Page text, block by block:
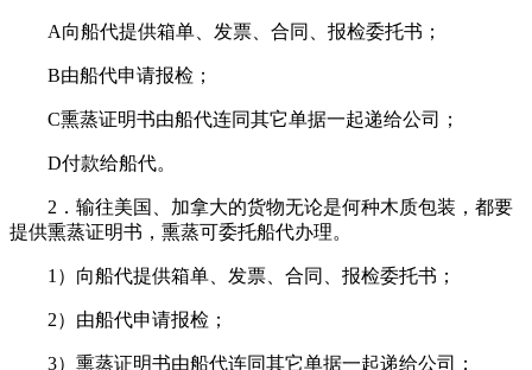
A向船代提供箱单、发票、合同、报检委托书；
B由船代申请报检；
C熏蒸证明书由船代连同其它单据一起递给公司；
D付款给船代。
2．输往美国、加拿大的货物无论是何种木质包装，都要
提供熏蒸证明书，熏蒸可委托船代办理。
1）向船代提供箱单、发票、合同、报检委托书；
2）由船代申请报检；
3）熏蒸证明书由船代连同其它单据一起递给公司；